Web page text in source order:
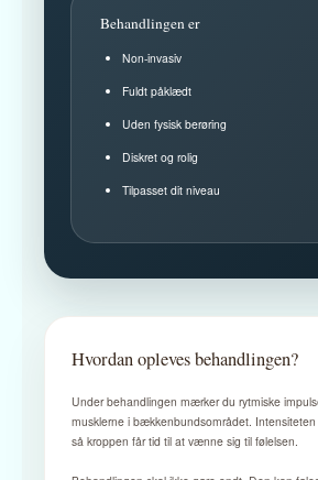
Behandlingen er
Non-invasiv
Fuldt påklædt
Uden fysisk berøring
Diskret og rolig
Tilpasset dit niveau
Hvordan opleves behandlingen?
Under behandlingen mærker du rytmiske
musklerne i bækkenbundsområdet. Intensiteten
så kroppen får tid til at vænne sig til følelsen.